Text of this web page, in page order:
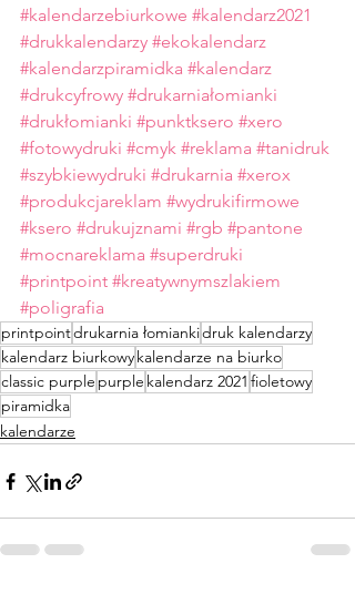
#kalendarzebiurkowe #kalendarz2021
#drukkalendarzy #ekokalendarz
#kalendarzpiramidka #kalendarz
#drukcyfrowy #drukarniałomianki
#drukłomianki #punktksero #xero
#fotowydruki #cmyk #reklama #tanidruk
#szybkiewydruki #drukarnia #xerox
#produkcjareklam #wydrukifirmowe
#ksero #drukujznami #rgb #pantone
#mocnareklama #superdruki
#printpoint #kreatywnymszlakiem
#poligrafia
printpointdrukarnia łomiankidruk kalendarzy
kalendarz biurkowykalendarze na biurko
classic purple purple kalendarz 2021 fioletowy
piramidka
kalendarze